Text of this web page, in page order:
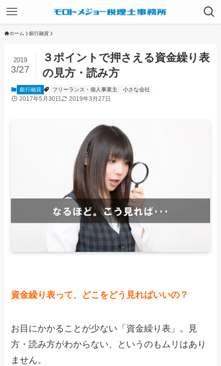
ホーム 銀行融資
３ポイントで押さえる資金繰り表
の見方・読み方
2019
3/27
銀行融資 フリーランス・個人事業主 小さな会社
2017年5月30日 2019年3月27日
資金繰り表って、どこをどう見ればいいの？
お目にかかることが少ない「資金繰り表」。見
方・読み方がわからない、というのもムリはあり
ません。